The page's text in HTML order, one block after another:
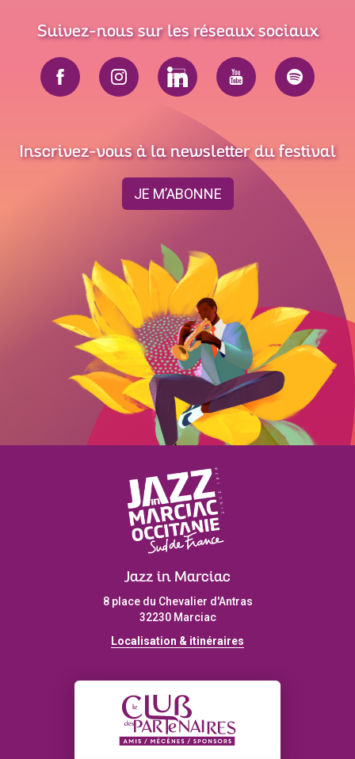
Suivez-nous sur les réseaux sociaux
Inscrivez-vous à la newsletter du festival
JE M’ABONNE
Jazz in Marciac
8 place du Chevalier d'Antras
32230 Marciac
Localisation & itinéraires